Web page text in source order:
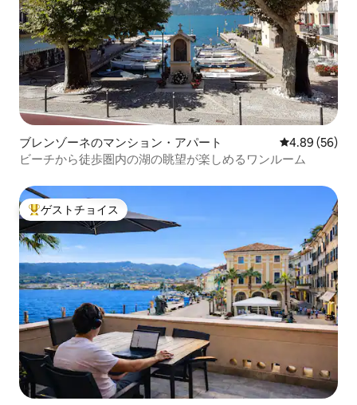
ブレンゾーネのマンション・アパート レビュー56
4.89 (56)
ビーチから徒歩圏内の湖の眺望が楽しめるワンルーム
大好評のゲストチョイスです。
ゲストチョイス